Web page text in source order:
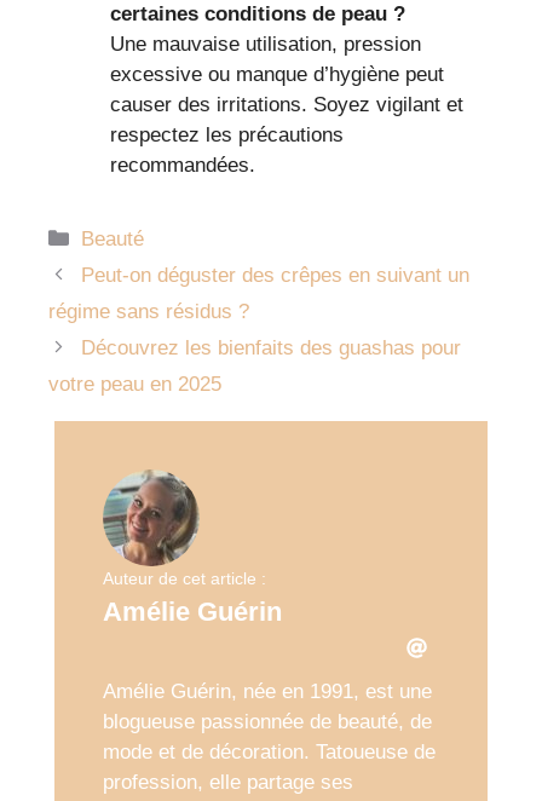
certaines conditions de peau ?
Une mauvaise utilisation, pression
excessive ou manque d’hygiène peut
causer des irritations. Soyez vigilant et
respectez les précautions
recommandées.
Catégories
Beauté
Peut-on déguster des crêpes en suivant un
régime sans résidus ?
Découvrez les bienfaits des guashas pour
votre peau en 2025
Auteur de cet article :
Amélie Guérin
Amélie Guérin, née en 1991, est une
blogueuse passionnée de beauté, de
mode et de décoration. Tatoueuse de
profession, elle partage ses